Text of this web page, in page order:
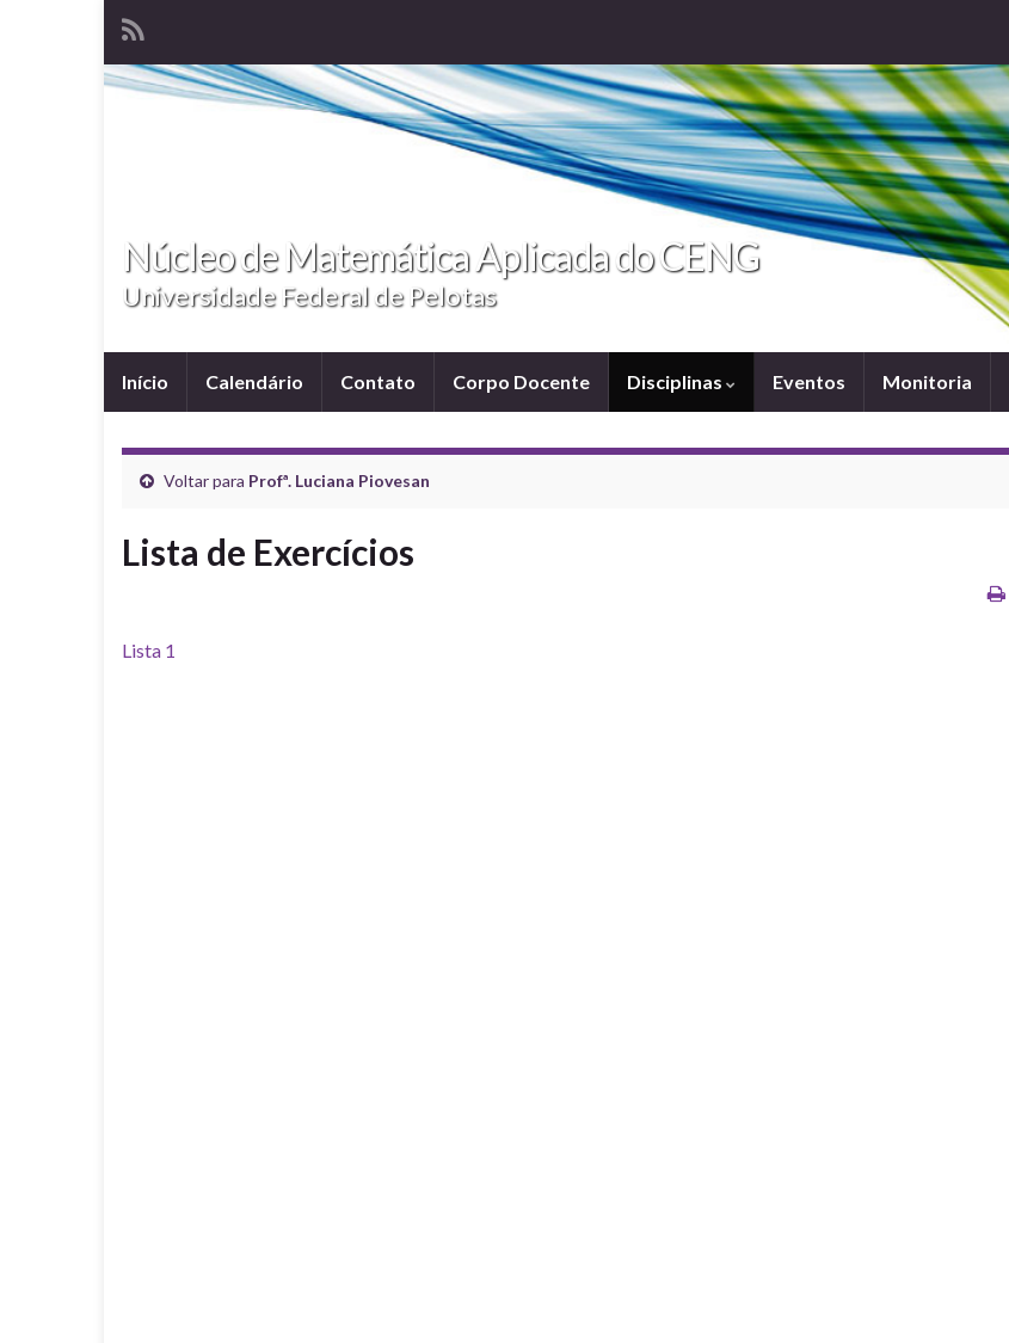
Núcleo de Matemática Aplicada do CENG
Universidade Federal de Pelotas
Início Calendário Contato Corpo Docente Disciplinas Eventos Monitoria
Voltar para Profª. Luciana Piovesan
Lista de Exercícios
Lista 1